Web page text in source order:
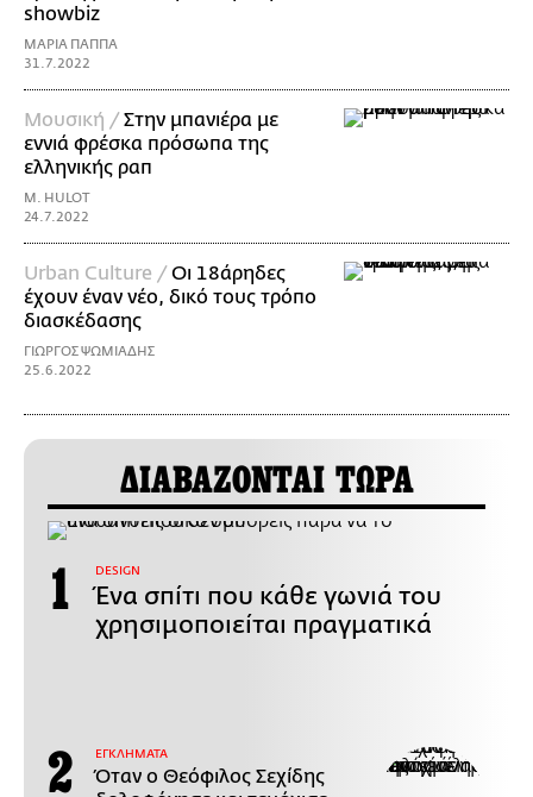
showbiz
ΜΑΡΙΑ ΠΑΠΠΑ
31.7.2022
Μουσική /Στην μπανιέρα με
εννιά φρέσκα πρόσωπα της
ελληνικής ραπ
M. HULOT
24.7.2022
Urban Culture /Οι 18άρηδες
έχουν έναν νέο, δικό τους τρόπο
διασκέδασης
ΓΙΩΡΓΟΣ ΨΩΜΙΑΔΗΣ
25.6.2022
ΔΙΑΒΑΖΟΝΤΑΙ ΤΩΡΑ
DESIGN
Ένα σπίτι που κάθε γωνιά του
χρησιμοποιείται πραγματικά
ΕΓΚΛΗΜΑΤΑ
Όταν ο Θεόφιλος Σεχίδης